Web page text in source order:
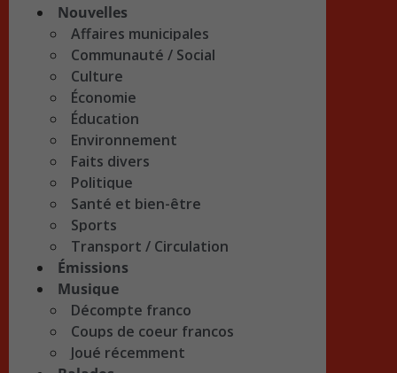
Nouvelles
Affaires municipales
Communauté / Social
Culture
Économie
Éducation
Environnement
Faits divers
Politique
Santé et bien-être
Sports
Transport / Circulation
Émissions
Musique
Décompte franco
Coups de coeur francos
Joué récemment